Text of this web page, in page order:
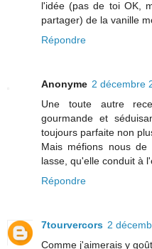
l'idée (pas de toi OK,
partager) de la vanille
Répondre
Anonyme 2 décembre
Une toute autre
gourmande et
toujours parfaite non
Mais méfions nous
lasse, qu'elle conduit à
Répondre
7tourvercors 2
Comme j'aimerais y